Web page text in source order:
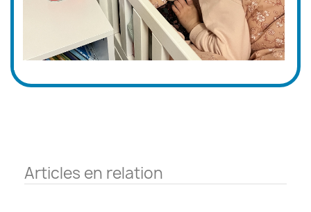
Articles en relation